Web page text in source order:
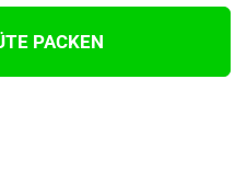
PACKEN